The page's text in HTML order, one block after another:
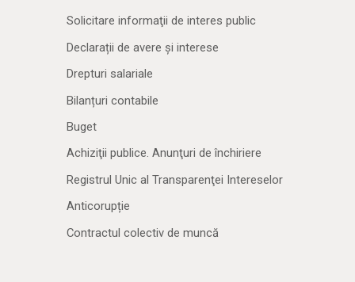
Solicitare informaţii de interes public
Declarații de avere și interese
Drepturi salariale
Bilanțuri contabile
Buget
Achiziţii publice. Anunţuri de închiriere
Registrul Unic al Transparenţei Intereselor
Anticorupție
Contractul colectiv de muncă